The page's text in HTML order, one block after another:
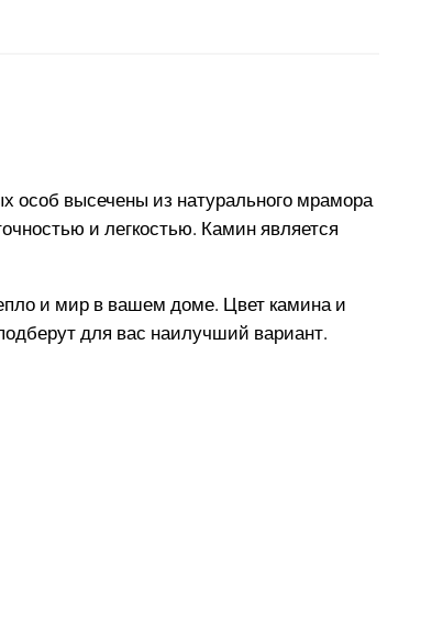
высечены из натурального мрамора
и легкостью. Камин является
и мир в вашем доме. Цвет камина и
для вас наилучший вариант.